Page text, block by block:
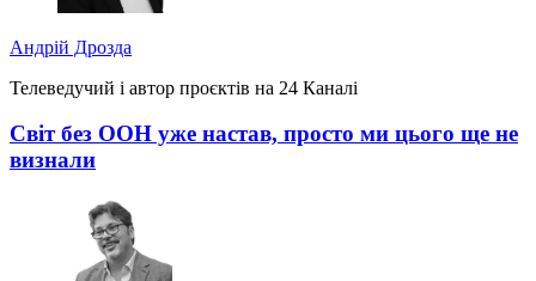
Андрій Дрозда
Телеведучий і автор проєктів на 24 Каналі
Світ без ООН уже настав, просто ми цього ще не
визнали